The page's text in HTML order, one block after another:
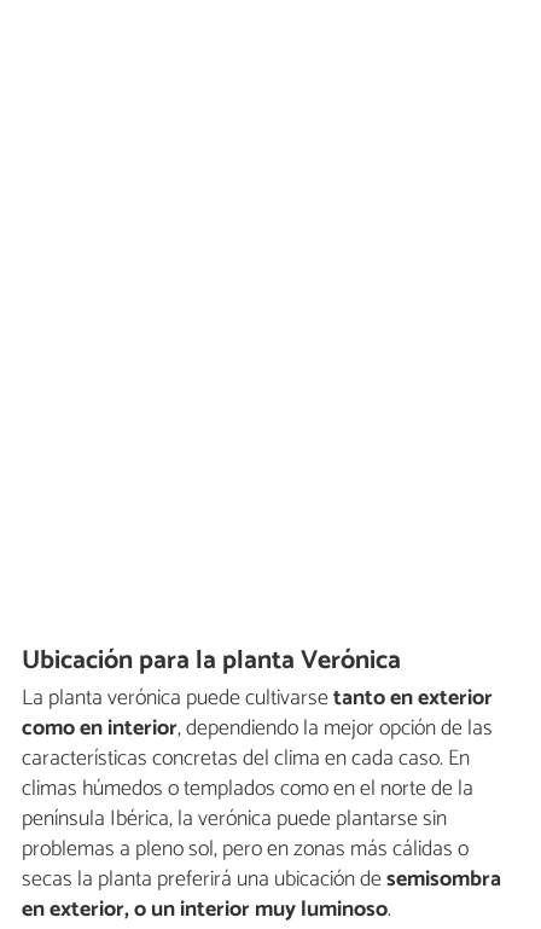
Ubicación para la planta Verónica
La planta verónica puede cultivarsetanto en exterior
como en interior, dependiendo la mejor opción de las
características concretas del clima en cada caso. En
climas húmedos o templados como en el norte de la
península Ibérica, la verónica puede plantarse sin
problemas a pleno sol, pero en zonas más cálidas o
secas la planta preferirá una ubicación desemisombra
en exterior, o un interior muy luminoso.